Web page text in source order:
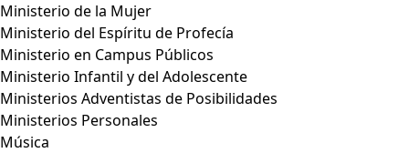
Ministerio de la Mujer
Ministerio del Espíritu de Profecía
Ministerio en Campus Públicos
Ministerio Infantil y del Adolescente
Ministerios Adventistas de Posibilidades
Ministerios Personales
Música